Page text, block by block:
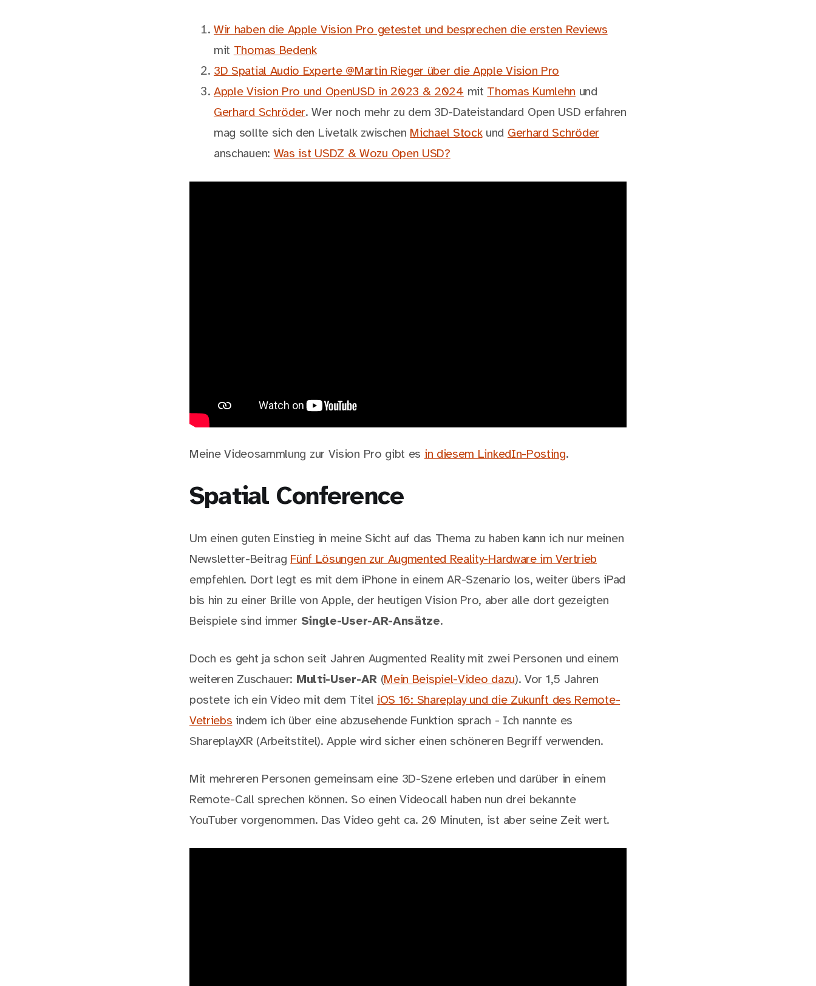
Wir haben die Apple Vision Pro getestet und besprechen die ersten Reviews
mit Thomas Bedenk
3D Spatial Audio Experte @Martin Rieger über die Apple Vision Pro
Apple Vision Pro und OpenUSD in 2023 & 2024 mit Thomas Kumlehn und
Gerhard Schröder. Wer noch mehr zu dem 3D-Dateistandard Open USD erfahren
mag sollte sich den Livetalk zwischen Michael Stockund Gerhard Schröder
anschauen: Was ist USDZ & Wozu Open USD?
Meine Videosammlung zur Vision Pro gibt es in diesem LinkedIn-Posting.
Spatial Conference
Um einen guten Einstieg in meine Sicht auf das Thema zu haben kann ich nur meinen
Newsletter-Beitrag Fünf Lösungen zur Augmented Reality-Hardware im Vertrieb
empfehlen. Dort legt es mit dem iPhone in einem AR-Szenario los, weiter übers iPad
bis hin zu einer Brille von Apple, der heutigen Vision Pro, aber alle dort gezeigten
Beispiele sind immer Single-User-AR-Ansätze.
Doch es geht ja schon seit Jahren Augmented Reality mit zwei Personen und einem
weiteren Zuschauer: Multi-User-AR(Mein Beispiel-Video dazu). Vor 1,5 Jahren
postete ich ein Video mit dem Titel iOS 16: Shareplay und die Zukunft des Remote-
Vetriebs indem ich über eine abzusehende Funktion sprach - Ich nannte es
ShareplayXR (Arbeitstitel). Apple wird sicher einen schöneren Begriff verwenden.
Mit mehreren Personen gemeinsam eine 3D-Szene erleben und darüber in einem
Remote-Call sprechen können. So einen Videocall haben nun drei bekannte
YouTuber vorgenommen. Das Video geht ca. 20 Minuten, ist aber seine Zeit wert.